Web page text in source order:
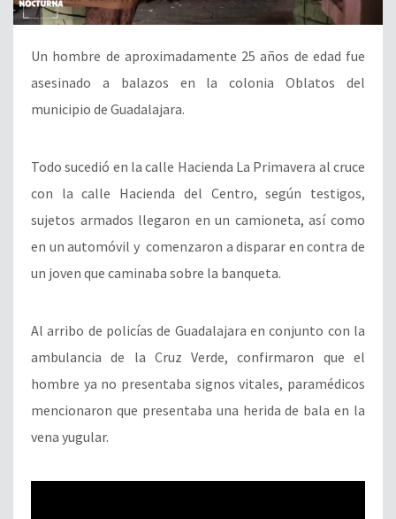
Un hombre de aproximadamente 25 años de edad fue
asesinado a balazos en la colonia Oblatos del
municipio de Guadalajara.
Todo sucedió en la calle Hacienda La Primavera al cruce
con la calle Hacienda del Centro, según testigos,
sujetos armados llegaron en un camioneta, así como
en un automóvil y comenzaron a disparar en contra de
un joven que caminaba sobre la banqueta.
Al arribo de policías de Guadalajara en conjunto con la
ambulancia de la Cruz Verde, confirmaron que el
hombre ya no presentaba signos vitales, paramédicos
mencionaron que presentaba una herida de bala en la
vena yugular.